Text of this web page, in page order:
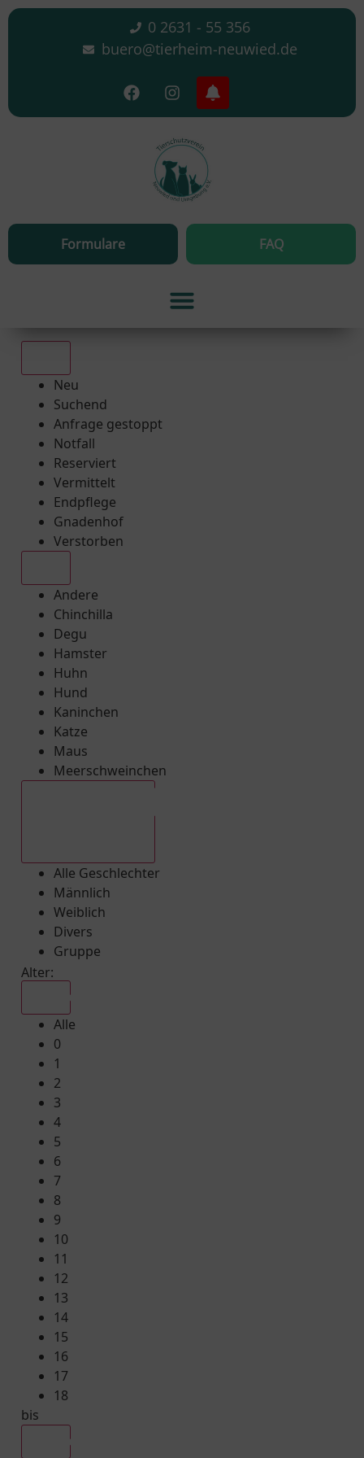
0 2631 - 55 356
buero@tierheim-neuwied.de
Formulare FAQ
Neu
Suchend
Anfrage gestoppt
Notfall
Reserviert
Vermittelt
Endpflege
Gnadenhof
Verstorben
Andere
Chinchilla
Degu
Hamster
Huhn
Hund
Kaninchen
Katze
Maus
Meerschweinchen
Alle Geschlechter
Männlich
Weiblich
Divers
Gruppe
Alter:
Alle
0
1
2
3
4
5
6
7
8
9
10
11
12
13
14
15
16
17
18
bis